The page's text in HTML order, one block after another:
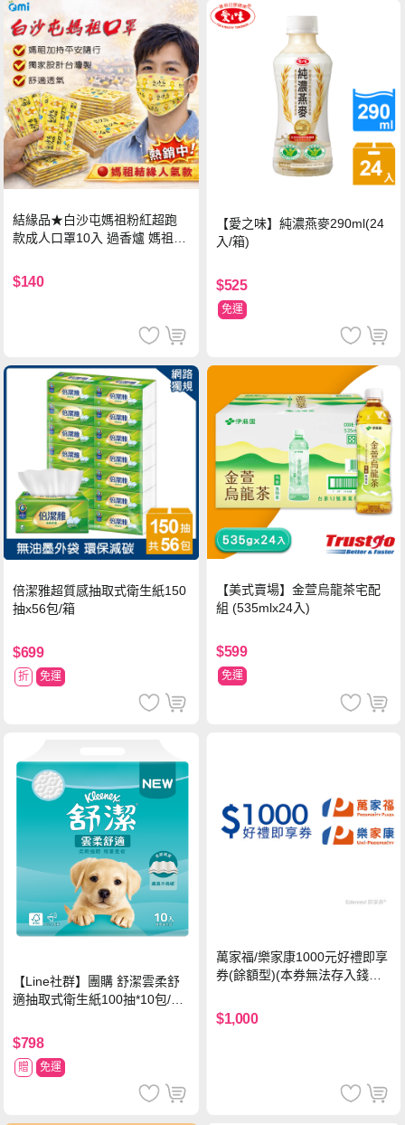
結緣品★白沙屯媽祖粉紅超跑
款成人口罩10入 過香爐 媽祖加
$140
【愛之味】純濃燕麥290ml(24
入/箱)
$525
免運
倍潔雅超質感抽取式衛生紙150
抽x56包/箱
$699
折 免運
【美式賣場】金萱烏龍茶宅配
組 (535mlx24入)
$599
免運
【Line社群】團購 舒潔雲柔舒
適抽取式衛生紙100抽*10包/6
$798
贈 免運
萬家福/樂家康1000元好禮即享
券(餘額型)(本券無法存入錢包
$1,000